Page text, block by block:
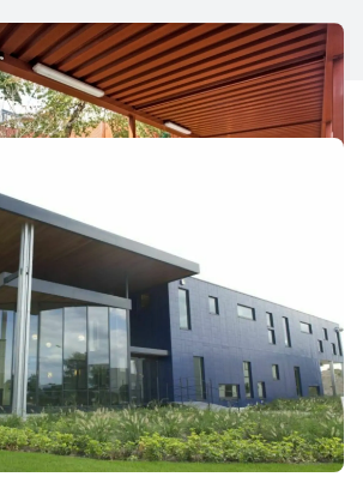
breidde het actiegebied van
uit van Nederland naar heel
maken we integraal deel uit
industriële bedrijvengroep